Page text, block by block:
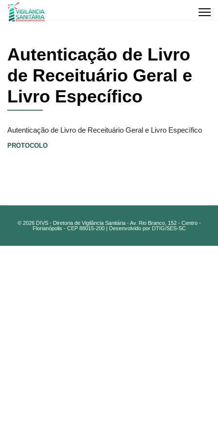
Autenticação de Livro
de Receituário Geral e
Livro Específico
Autenticação de Livro de Receituário Geral e Livro Específico
PROTOCOLO
© 2026 DIVS - Diretoria de Vigilância Sanitária - Av. Rio Branco, 152 - Centro -
Florianópolis - CEP 88015-200 | Desenvolvido por DTIG/SES-SC